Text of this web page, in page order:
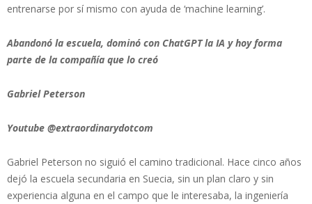
entrenarse por sí mismo con ayuda de ‘machine learning’.
Abandonó la escuela, dominó con ChatGPT la IA y hoy forma
parte de la compañía que lo creó
Gabriel Peterson
Youtube @extraordinarydotcom
Gabriel Peterson no siguió el camino tradicional. Hace cinco años
dejó la escuela secundaria en Suecia, sin un plan claro y sin
experiencia alguna en el campo que le interesaba, la ingeniería